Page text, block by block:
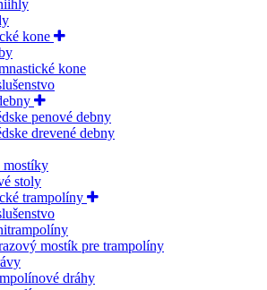
kone
kone
penové debny
drevené debny
mostíky
stoly
trampolíny
mostík pre trampolíny
dráhy